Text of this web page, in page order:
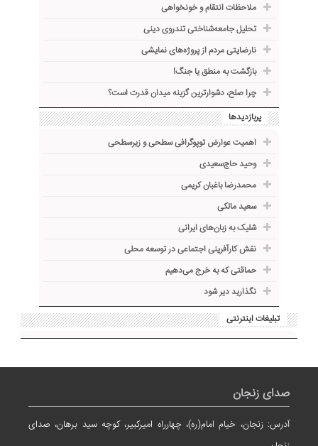
ملاحظات انتقام و خونخواهی
تحلیل جامعه‌شناختی تندروی دینی
نارضایتی مردم از پروژه‌های نمایشی
بازگشت به منطق یا جنگ!
چرا صلح، دشوارترین گزینه میدان قدرت است؟
پربازدیدها
اهمیت عوارض توپوگرافی سطحی و زیرسطحی
وحید حاج‌سعیدی
محمدرضا باغبان کریمی
سعید مالکی
شلیک به زبان‌های ایرانی
نقش کارآفرینی اجتماعی در توسعه محلی
حماقتی که به خرج می‌دهیم
نگذارید دیر شود
تبلیغات اینترنتی
صدای زنجان
آدرس: زنجان، خیام امام(ره)، چهارراه امیرکبیر، کوچه سید برهان، صدای